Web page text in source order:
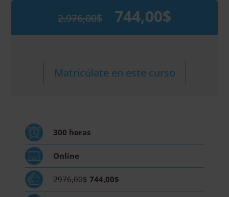
2.976,00$
2.976,00$.
744,00$
744,00$.
Internacional
Hematología
Diploma
por
Matricúlate en este curso
300 horas
Online
2976,00$ 744,00$